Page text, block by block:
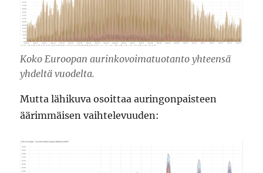
Koko Euroopan aurinkovoimatuotanto yhteensä
yhdeltä vuodelta.
Mutta lähikuva osoittaa auringonpaisteen
äärimmäisen vaihtelevuuden: